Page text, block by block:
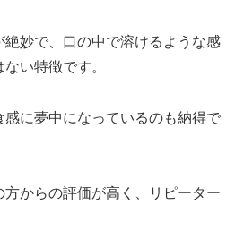
妙で、口の中で溶けるような感
い特徴です。
に夢中になっているのも納得で
からの評価が高く、リピーター